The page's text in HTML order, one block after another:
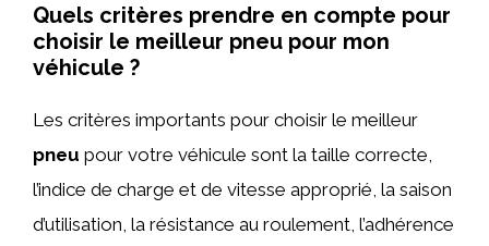
Quels critères prendre en compte pour
choisir le meilleur pneu pour mon
véhicule ?
Les critères importants pour choisir le meilleur
pneu pour votre véhicule sont la taille correcte,
l’indice de charge et de vitesse approprié, la saison
d’utilisation, la résistance au roulement, l’adhérence